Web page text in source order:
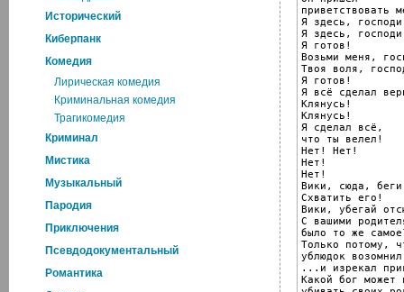
Исторический
Киберпанк
Комедия
Лирическая комедия
Криминальная комедия
Трагикомедия
Криминал
Мистика
Музыкальный
Пародия
Приключения
Псевдодокументальный
Романтика
приветствовать
Я здесь,
Я здесь,
Я готов!
Возьми меня,
Твоя воля,
Я готов!
Я всё сделал
Клянусь!
Клянусь!
Я сделал всё,
что ты велел!
Нет! Нет!
Нет!
Нет!
Вики, сюда,
Схватить его!
Вики, убегай
С вашими
было то же
Только потому,
ублюдок
...и изрекал
Какой бог может